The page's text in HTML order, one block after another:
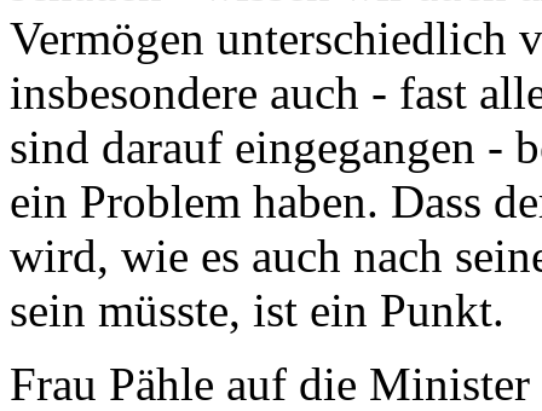
Vermögen unterschiedlich
insbesondere auch - fast
sind darauf eingegangen -
ein Problem haben. Dass
wird, wie es auch nach
sein müsste, ist ein Punkt.
Frau Pähle auf die